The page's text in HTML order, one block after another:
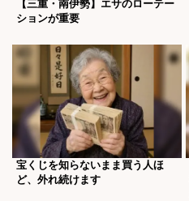
【三重・南伊勢】エサのローテー
ションが重要
宝くじを知らないまま買う人ほ
ど、外れ続けます